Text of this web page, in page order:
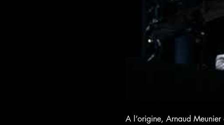
A l’origine, Arnaud